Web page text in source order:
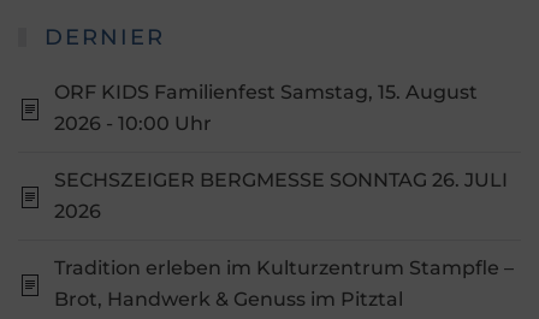
DERNIER
ORF KIDS Familienfest Samstag, 15. August
2026 - 10:00 Uhr
SECHSZEIGER BERGMESSE SONNTAG 26. JULI
2026
Tradition erleben im Kulturzentrum Stampfle –
Brot, Handwerk & Genuss im Pitztal